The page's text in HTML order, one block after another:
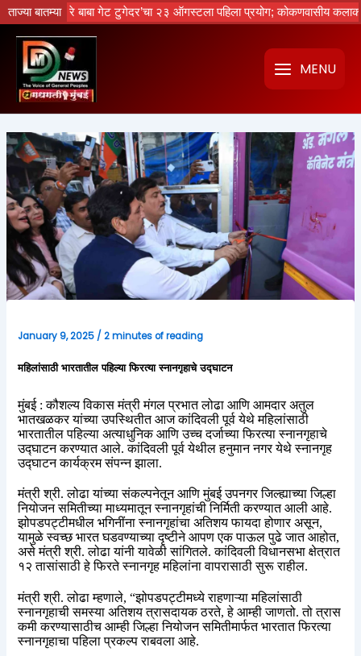
ताज्या बातम्या
नको रे बाबा गेट टुगेदर’चा २३ ऑगस्टला पहिला प्रयोग; कोकणवासीय कलाकारांची
Skip
to
content
MENU
January 9, 2025 /2 minutes of reading
महिलांसाठी भारतातील पहिल्या फिरत्या स्नानगृहाचे उद्घाटन
मुंबई: कौशल्य विकास मंत्री मंगल प्रभात लोढा आणि आमदार अतुल
भातखळकर यांच्या उपस्थितीत आज कांदिवली पूर्व येथे महिलांसाठी
भारतातील पहिल्या अत्याधुनिक आणि उच्च दर्जाच्या फिरत्या स्नानगृहाचे
उद्घाटन करण्यात आले. कांदिवली पूर्व येथील हनुमान नगर येथे स्नानगृह
उद्घाटन कार्यक्रम संपन्न झाला.
मंत्री श्री. लोढा यांच्या संकल्पनेतून आणि मुंबई उपनगर जिल्ह्याच्या जिल्हा
नियोजन समितीच्या माध्यमातून स्नानगृहांची निर्मिती करण्यात आली आहे.
झोपडपट्टीमधील भगिनींना स्नानगृहांचा अतिशय फायदा होणार असून,
यामुळे स्वच्छ भारत घडवण्याच्या दृष्टीने आपण एक पाऊल पुढे जात आहोत,
असे मंत्री श्री. लोढा यांनी यावेळी सांगितले. कांदिवली विधानसभा क्षेत्रात
१२ तासांसाठी हे फिरते स्नानगृह महिलांना वापरासाठी सुरू राहील.
मंत्री श्री. लोढा म्हणाले, “झोपडपट्टीमध्ये राहणाऱ्या महिलांसाठी
स्नानगृहाची समस्या अतिशय त्रासदायक ठरते, हे आम्ही जाणतो. तो त्रास
कमी करण्यासाठीच आम्ही जिल्हा नियोजन समितीमार्फत भारतात फिरत्या
स्नानगृहाचा पहिला प्रकल्प राबवला आहे.